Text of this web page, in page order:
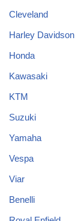
Cleveland
Harley Davidson
Honda
Kawasaki
KTM
Suzuki
Yamaha
Vespa
Viar
Benelli